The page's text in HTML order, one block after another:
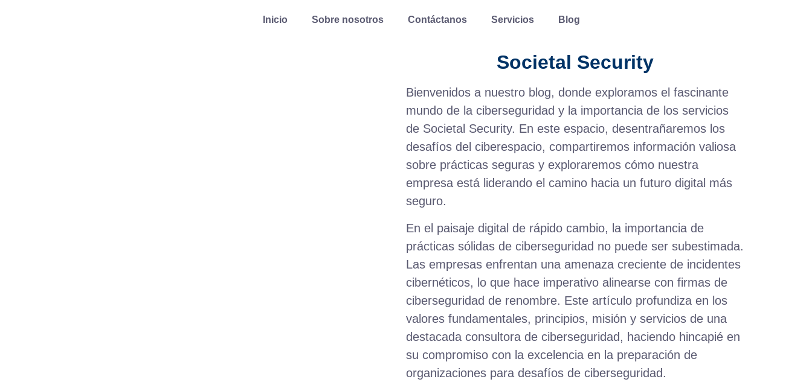
Inicio Sobre nosotros Contáctanos Servicios Blog
Societal Security
Bienvenidos a nuestro blog, donde exploramos el fascinante
mundo de la ciberseguridad y la importancia de los servicios
de Societal Security. En este espacio, desentrañaremos los
desafíos del ciberespacio, compartiremos información valiosa
sobre prácticas seguras y exploraremos cómo nuestra
empresa está liderando el camino hacia un futuro digital más
seguro.
En el paisaje digital de rápido cambio, la importancia de
prácticas sólidas de ciberseguridad no puede ser subestimada.
Las empresas enfrentan una amenaza creciente de incidentes
cibernéticos, lo que hace imperativo alinearse con firmas de
ciberseguridad de renombre. Este artículo profundiza en los
valores fundamentales, principios, misión y servicios de una
destacada consultora de ciberseguridad, haciendo hincapié en
su compromiso con la excelencia en la preparación de
organizaciones para desafíos de ciberseguridad.